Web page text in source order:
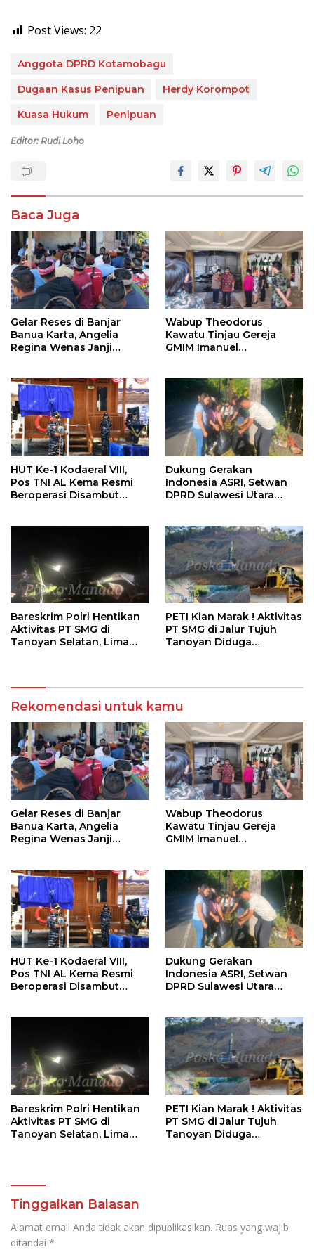
Post Views: 22
Anggota DPRD Kotamobagu
Dugaan Kasus Penipuan
Herdy Korompot
Kuasa Hukum
Penipuan
Editor: Rudi Loho
Baca Juga
Gelar Reses di Banjar
Banua Karta, Angelia
Regina Wenas Janji
Wabup Theodorus
Kawatu Tinjau Gereja
GMIM Imanuel
Sampaikan Dukungan
bagi Jemaat
HUT Ke-1 Kodaeral VIII,
Pos TNI AL Kema Resmi
Beroperasi Disambut
Dukung Gerakan
Indonesia ASRI, Setwan
DPRD Sulawesi Utara
Bareskrim Polri Hentikan
Aktivitas PT SMG di
Tanoyan Selatan, Lima
PETI Kian Marak ! Aktivitas
PT SMG di Jalur Tujuh
Tanoyan Diduga
Rekomendasi untuk kamu
Gelar Reses di Banjar
Banua Karta, Angelia
Regina Wenas Janji
Wabup Theodorus
Kawatu Tinjau Gereja
GMIM Imanuel
Sampaikan Dukungan
bagi Jemaat
HUT Ke-1 Kodaeral VIII,
Pos TNI AL Kema Resmi
Beroperasi Disambut
Dukung Gerakan
Indonesia ASRI, Setwan
DPRD Sulawesi Utara
Bareskrim Polri Hentikan
Aktivitas PT SMG di
Tanoyan Selatan, Lima
PETI Kian Marak ! Aktivitas
PT SMG di Jalur Tujuh
Tanoyan Diduga
Tinggalkan Balasan
Alamat email Anda tidak akan dipublikasikan. Ruas yang wajib
ditandai *